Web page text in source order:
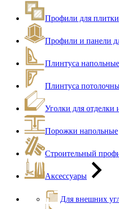
Профили для плитки
Профили и панели
Плинтуса напольные
Плинтуса
Уголки для отделки
Порожки напольные
Строительный
Аксессуары
Для внешних